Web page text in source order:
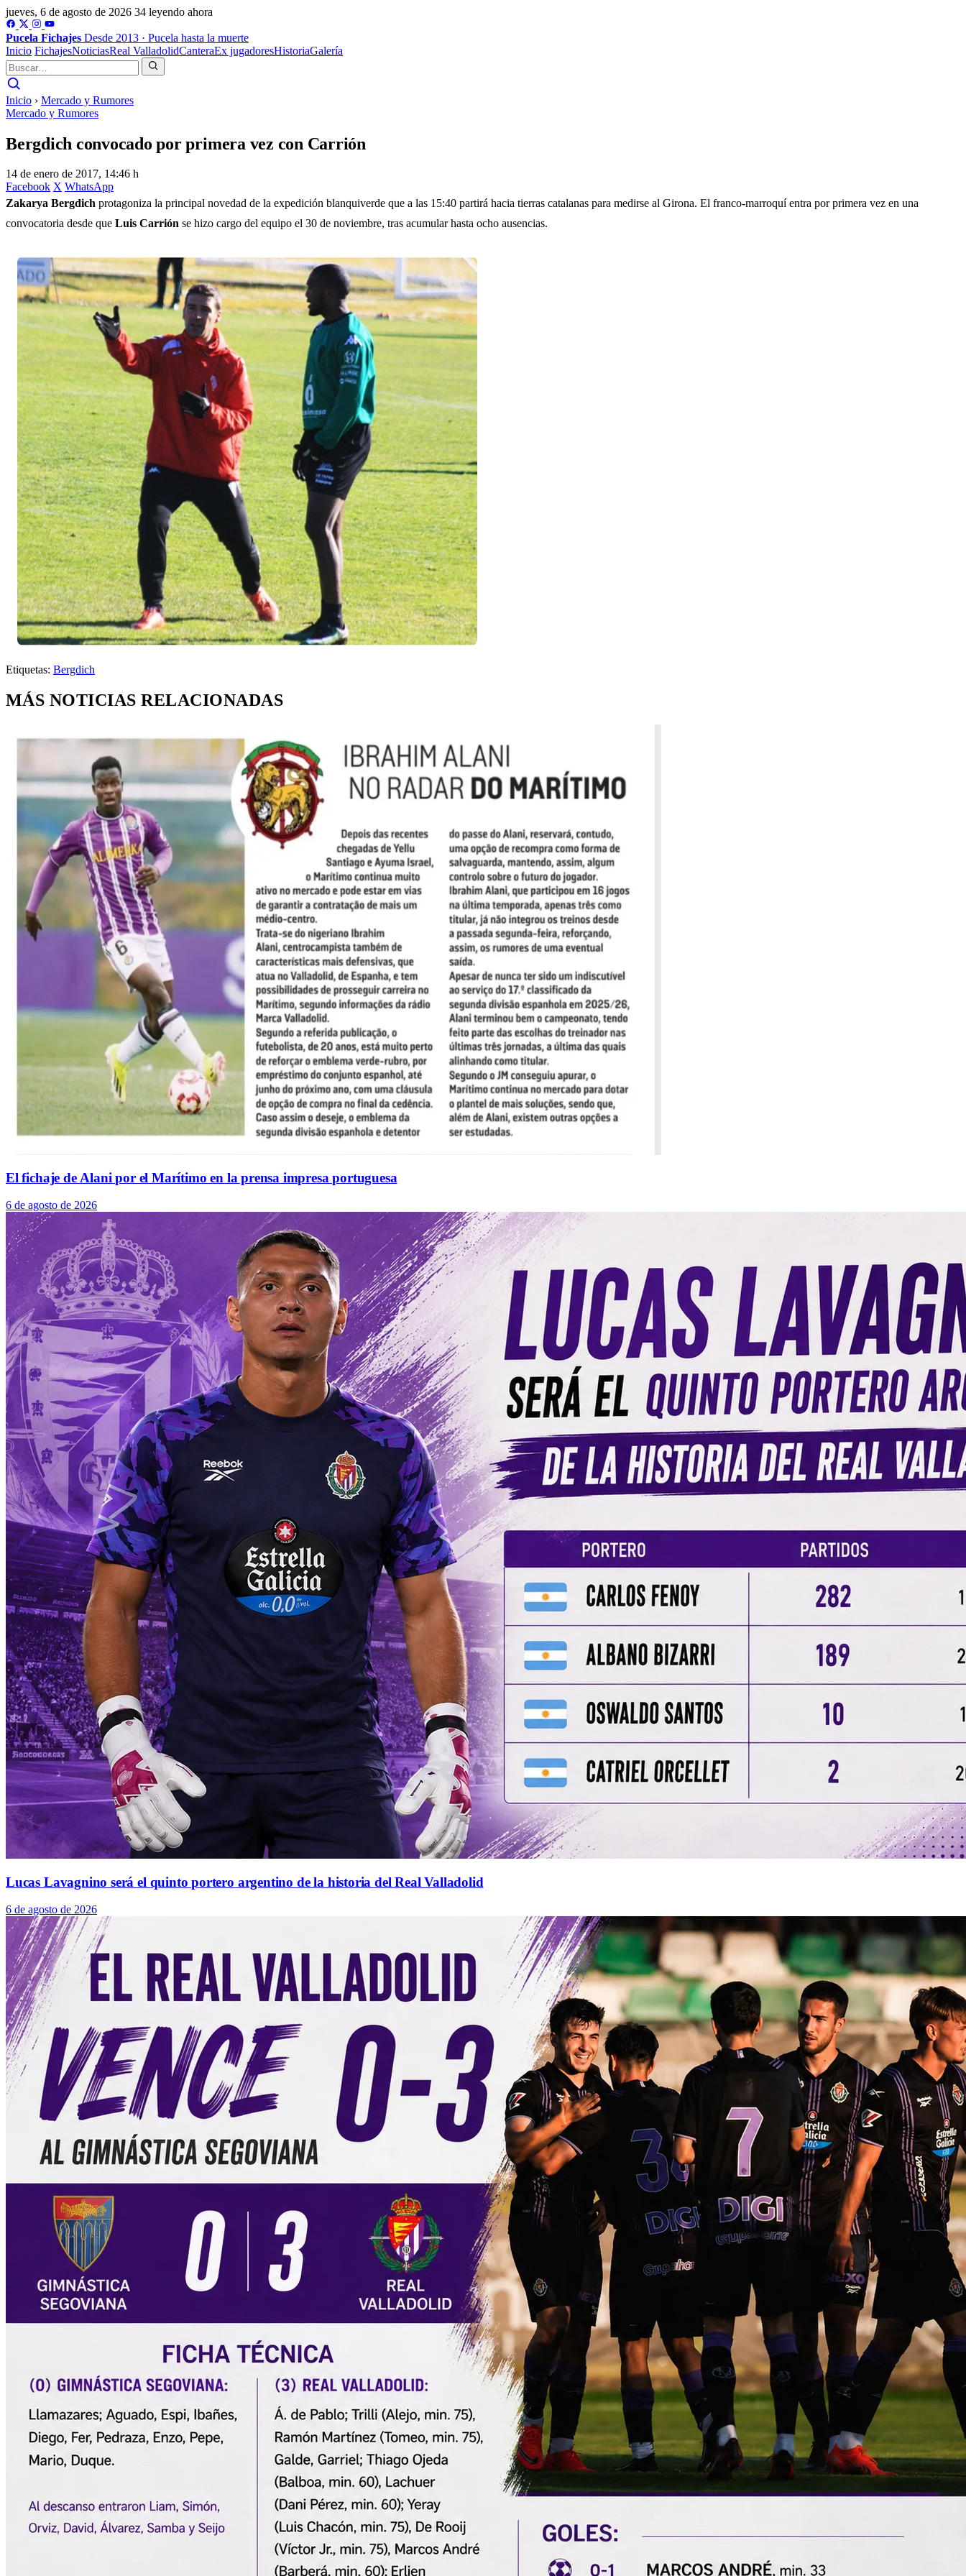
jueves, 6 de agosto de 2026 34 leyendo ahora
Pucela Fichajes Desde 2013 · Pucela hasta la muerte
Inicio FichajesNoticiasReal ValladolidCanteraEx jugadoresHistoriaGalería
Inicio › Mercado y Rumores
Mercado y Rumores
Bergdich convocado por primera vez con Carrión
14 de enero de 2017, 14:46 h
Facebook X WhatsApp
Zakarya Bergdich protagoniza la principal novedad de la expedición blanquiverde que a las 15:40 partirá hacia tierras catalanas para medirse al Girona. El franco-marroquí entra por primera vez en una
convocatoria desde que Luis Carrión se hizo cargo del equipo el 30 de noviembre, tras acumular hasta ocho ausencias.
Etiquetas: Bergdich
MÁS NOTICIAS RELACIONADAS
El fichaje de Alani por el Marítimo en la prensa impresa portuguesa
6 de agosto de 2026
Lucas Lavagnino será el quinto portero argentino de la historia del Real Valladolid
6 de agosto de 2026